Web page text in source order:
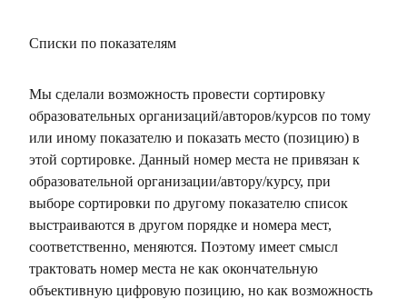
Списки по показателям
Мы сделали возможность провести сортировку
образовательных организаций/авторов/курсов по тому
или иному показателю и показать место (позицию) в
этой сортировке. Данный номер места не привязан к
образовательной организации/автору/курсу, при
выборе сортировки по другому показателю список
выстраиваются в другом порядке и номера мест,
соответственно, меняются. Поэтому имеет смысл
трактовать номер места не как окончательную
объективную цифровую позицию, но как возможность